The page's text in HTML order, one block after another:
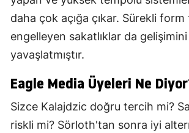
daha çok açığa çıkar. Sürekli form
engelleyen sakatlıklar da gelişimini
yavaşlatmıştır.
Eagle Media Üyeleri Ne
Sizce Kalajdzic doğru tercih mi?
riskli mi? Sörloth'tan sonra iyi